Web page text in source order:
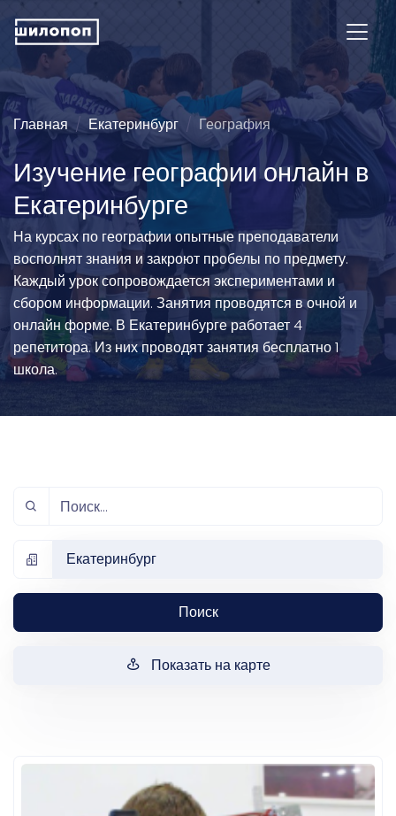
Главная Екатеринбург География
Изучение географии онлайн в
Екатеринбурге
На курсах по географии опытные преподаватели
восполнят знания и закроют пробелы по предмету.
Каждый урок сопровождается экспериментами и
сбором информации. Занятия проводятся в очной и
онлайн форме. В Екатеринбурге работает 4
репетитора. Из них проводят занятия бесплатно 1
школа.
Екатеринбург
Поиск
Показать на карте